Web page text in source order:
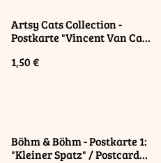
Artsy Cats Collection -
Postkarte "Vincent Van Cat"
Cat"
1,50 €
Böhm & Böhm - Postkarte 1:
"Kleiner Spatz" / Postcard